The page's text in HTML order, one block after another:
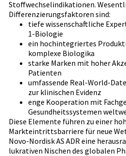
Stoffwechselindikationen.
Differenzierungsfaktoren sind:
tiefe wissenschaftliche
1-Biologie
ein hochintegriertes
komplexe Biologika
starke Marken mit hoher
Patienten
umfassende Real-World-
zur klinischen Evidenz
enge Kooperation mit
Gesundheitssystemen
Diese Elemente führen zu einer
Markteintrittsbarriere für neue
Novo-Nordisk AS ADR eine
lukrativen Nischen des globalen